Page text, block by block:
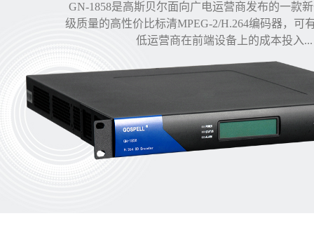
GN-1858是高斯贝尔面向广电运营商发布的一款
级质量的高性价比标清MPEG-2/H.264编码器，可
低运营商在前端设备上的成本投入...